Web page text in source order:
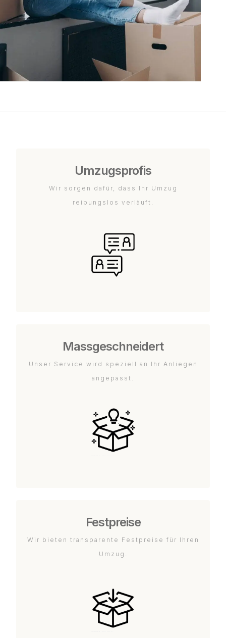
Umzugsprofis
Wir sorgen dafür, dass Ihr Umzug
reibungslos verläuft.
Massgeschneidert
Unser Service wird speziell an Ihr Anliegen
angepasst.
Festpreise
Wir bieten transparente Festpreise für Ihren
Umzug.